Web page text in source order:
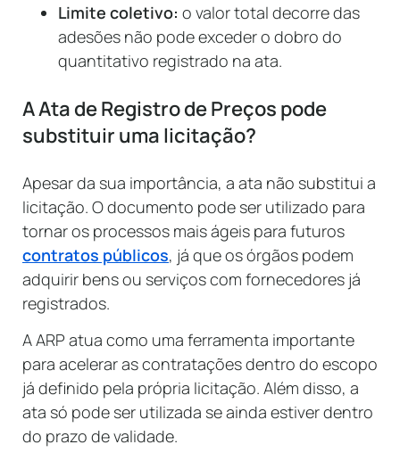
Limite coletivo: o valor total decorre das
adesões não pode exceder o dobro do
quantitativo registrado na ata.
A Ata de Registro de Preços pode
substituir uma licitação?
Apesar da sua importância, a ata não substitui a
licitação. O documento pode ser utilizado para
tornar os processos mais ágeis para futuros
contratos públicos, já que os órgãos podem
adquirir bens ou serviços com fornecedores já
registrados.
A ARP atua como uma ferramenta importante
para acelerar as contratações dentro do escopo
já definido pela própria licitação. Além disso, a
ata só pode ser utilizada se ainda estiver dentro
do prazo de validade.